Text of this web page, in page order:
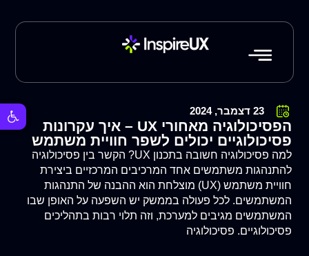
פתח 23 דצמבר, 2024
הפסיכולוגיה מאחורי UX – איך עקרונות
פסיכולוגיים יכולים לשפר חוויית משתמש
למה פסיכולוגיה חשובה בתכנון UX? הקשר בין פסיכולוגיה
להתנהגות משתמשים אחד המרכיבים המרכזיים ביצירת
חוויית משתמש (UX) מוצלחת הוא ההבנה של התנהגות
המשתמשים. לכל פעולה בממשק יש השפעה על האופן שבו
המשתמשים מגיבים למערכת, וזה תלוי רבות בתהליכים
פסיכולוגיים. פסיכולוגיה